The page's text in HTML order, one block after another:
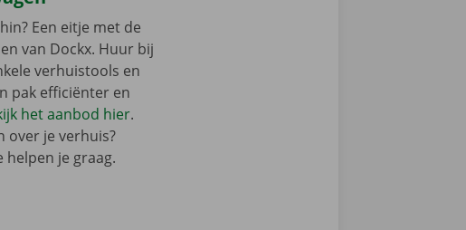
Een eitje met de
van Dockx. Huur bij
verhuistools en
pak efficiënter en
het aanbod hier.
over je verhuis?
helpen je graag.